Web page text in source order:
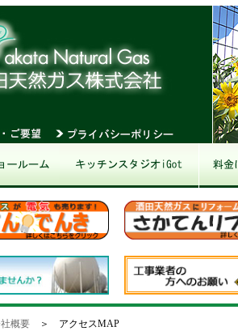
概要 ＞ アクセスMAP